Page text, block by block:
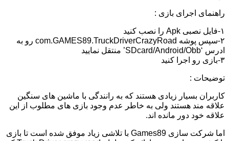
راهنمای اجرای بازی :
۱-فایل نصبی Apk را نصب کنید
۲-سپس پوشه com.GAMES89.TruckDriverCrazyRoad رو به
ادرس ‘SDcard/Android/Obb’ منتقل نمایید
۳-بازی رو اجرا کنید
توضیحات :
کاربران بسیار زیادی هستند که به رانندگی با ماشین های سنگین
علاقه مند هستند ولی به خاطر عدم وجود بازی های مطلوب از این
علاقه خود دور مانده اند.
اما شرکت سازی Games89 با تلاشی زیاد موفق شده است تا بازی